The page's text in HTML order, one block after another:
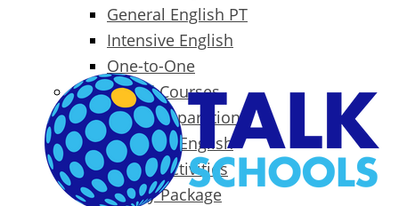
General English PT
Intensive English
One-to-One
Specialized Courses
Exam Preparation
Business English
Packages & Activities
Family Package